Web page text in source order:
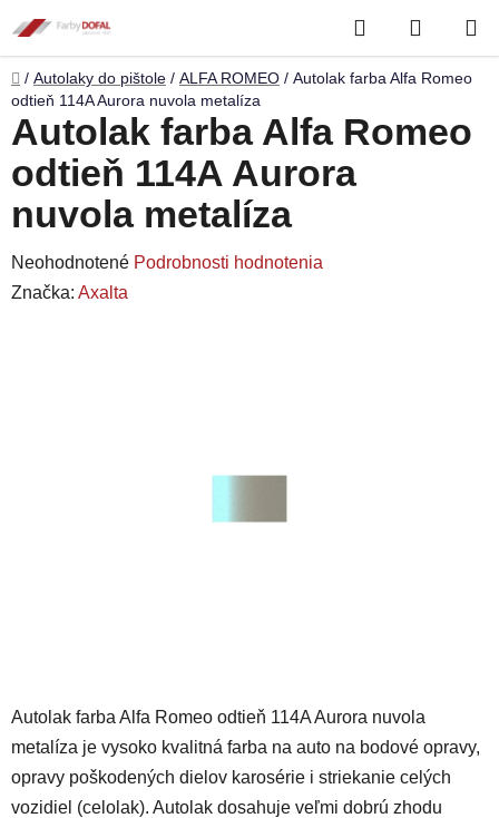
na
obsah
Hľadať
KOŠÍK
Domov
/ Autolaky do pištole / ALFA ROMEO / Autolak farba Alfa Romeo
odtieň 114A Aurora nuvola metalíza
Autolak farba Alfa Romeo odtieň 114A Aurora nuvola
metalíza je vysoko kvalitná farba na auto na bodové opravy,
opravy poškodených dielov karosérie i striekanie celých
vozidiel (celolak). Autolak dosahuje veľmi dobrú zhodu
Autolak farba Alfa Romeo
odtieň 114A Aurora
nuvola metalíza
Priemerné
hodnotenie
Neohodnotené Podrobnosti hodnotenia
Značka: Axalta